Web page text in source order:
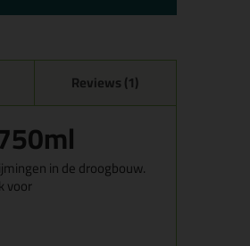
Reviews (1)
in de droogbouw.
voor